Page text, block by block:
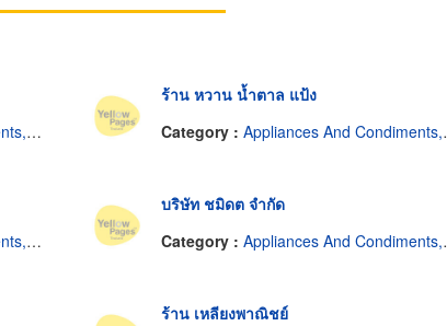
ร้าน หวาน น้ำตาล แป้ง
Category : Appliances And Condiments, Bread, Pastries And Cakes.
บริษัท ชมิดต จำกัด
Category : Appliances And Condiments, Bread, Pastries And Cakes.
ร้าน เหลียงพาณิชย์